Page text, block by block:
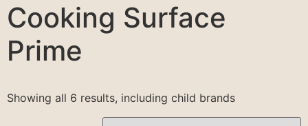
Cooking Surface
Prime
Showing all 6 results, including child brands